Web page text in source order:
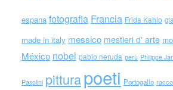
espana fotografia Francia Frida Kahlo
made in italy messico mestieri d' arte
México nobel pablo neruda perù Philippe
Pasolini pitturapoeti Portogallo